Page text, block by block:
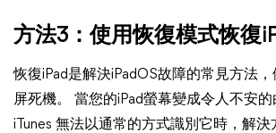
方法3：使用恢復模式恢復
恢復iPad是解決iPadOS故障的常見方法，
屏死機。 當您的iPad螢幕變成令人不安的
iTunes 無法以通常的方式識別它時，解決